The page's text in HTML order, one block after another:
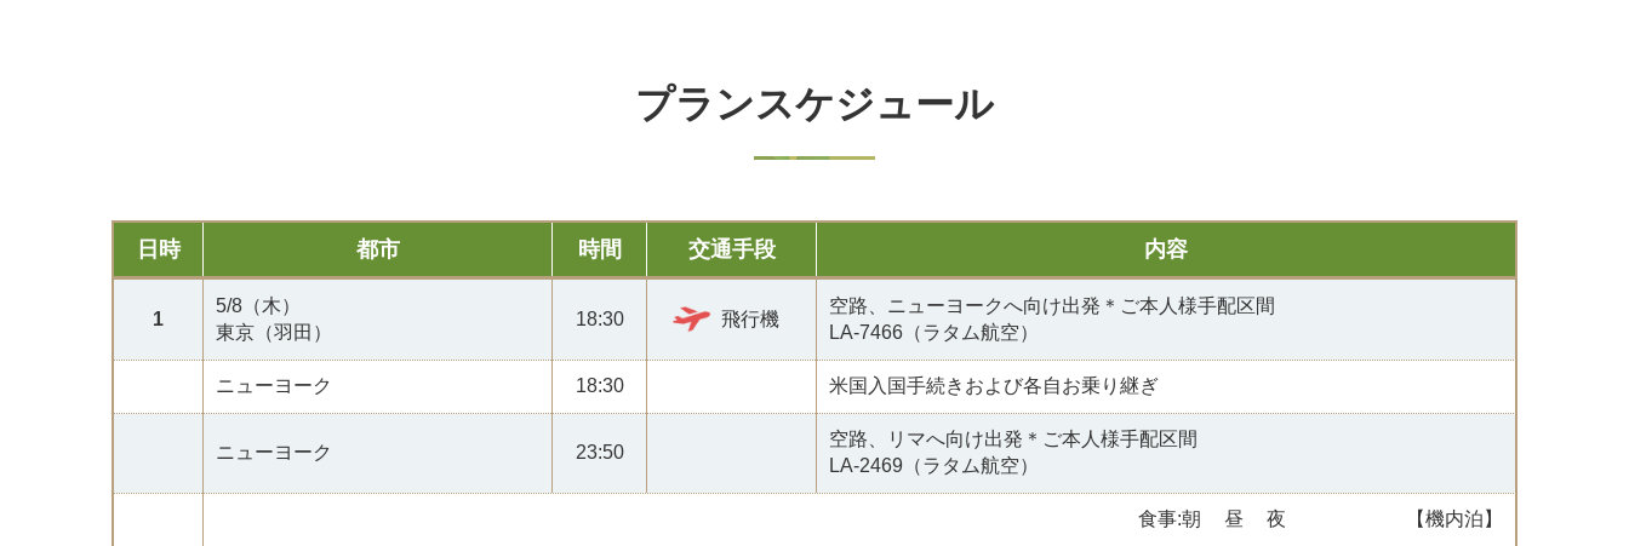
プランスケジュール
日時 都市 時間 交通手段 内容
1
5/8（木）
東京（羽田）
18:30 飛行機
空路、ニューヨークへ向け出発＊ご本人様手配区間
LA-7466（ラタム航空）
ニューヨーク 18:30 米国入国手続きおよび各自お乗り継ぎ
ニューヨーク 23:50
空路、リマへ向け出発＊ご本人様手配区間
LA-2469（ラタム航空）
食事:朝 昼 夜 【機内泊】